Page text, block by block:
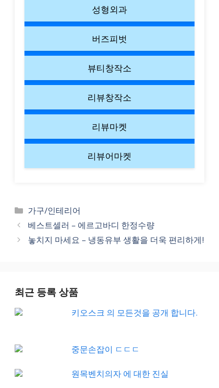
성형외과
버즈피벗
뷰티창작소
리뷰창작소
리뷰마켓
리뷰어마켓
Categories
가구/인테리어
베스트셀러 – 에르고바디 한정수량
놓치지 마세요 – 냉동유부 생활을 더욱 편리하게!
최근 등록 상품
키오스크 의 모든것을 공개 합니다.
중문손잡이 ㄷㄷㄷ
원목벤치의자 에 대한 진실